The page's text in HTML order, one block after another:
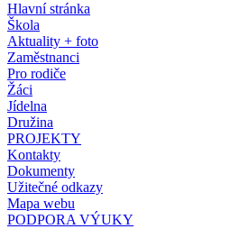
Hlavní stránka
Škola
Aktuality + foto
Zaměstnanci
Pro rodiče
Žáci
Jídelna
Družina
PROJEKTY
Kontakty
Dokumenty
Užitečné odkazy
Mapa webu
PODPORA VÝUKY